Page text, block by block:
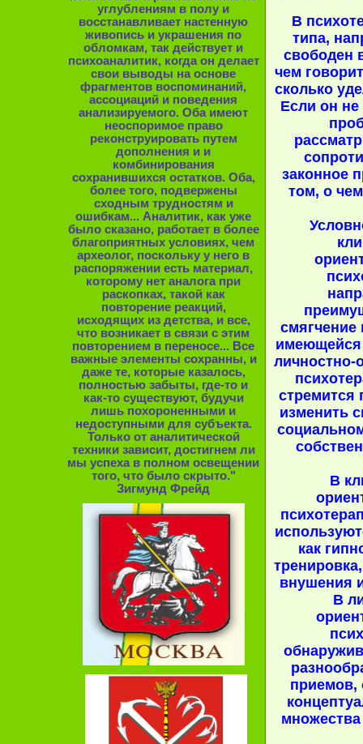
углублениям в полу и
восстанавливает настенную
живопись и украшения по
обломкам, так действует и
психоаналитик, когда он делает
свои выводы на основе
фрагментов воспоминаний,
ассоциаций и поведения
анализируемого. Оба имеют
неоспоримое право
реконструировать путем
дополнения и и
комбинирования
сохранившихся остатков. Оба,
более того, подвержены
сходным трудностям и
ошибкам... Аналитик, как уже
было сказано, работает в более
благоприятных условиях, чем
археолог, поскольку у него в
распоряжении есть материал,
которому нет аналога при
раскопках, такой как
повторение реакций,
исходящих из детства, и все,
что возникает в связи с этим
повторением в переносе... Все
важные элементы сохранны, и
даже те, которые казалось,
полностью забыты, где-то и
как-то существуют, будучи
лишь похороненными и
недоступными для субъекта.
Только от аналитической
техники зависит, достигнем ли
мы успеха в полном освещении
того, что было скрыто."
Зигмунд Фрейд
В
типа,
свободен
чем
сколько
Если он не
законное
том, о
имеющейся
личностно-
стремится
изменить
В
как
внушения
В
приемов,